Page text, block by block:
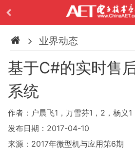
业界动态
基于C#的实时售
系统
作者：户晨飞1，万雪芬1，2，杨义1
发布日期：2017-04-10
来源：2017年微型机与应用第6期